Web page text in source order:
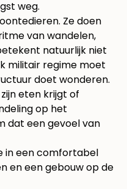
weg.
Ze doen
van wandelen,
natuurlijk niet
militair regime moet
doet wonderen.
eten krijgt of
op het
dat een gevoel van